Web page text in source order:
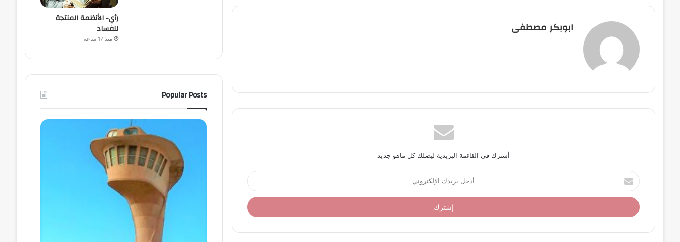
ابوبكر مصطفى
أشترك في القائمة البريدية ليصلك كل ماهو جديد
أ
د
خ
ل
رأي- الأنظمة المنتجة
للفساد
منذ 17 ساعة
Popular Posts